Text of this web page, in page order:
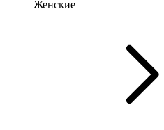
Женские